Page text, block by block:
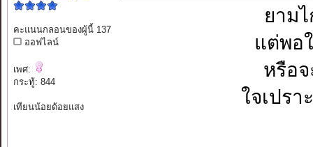
คะแนนกลอนของผู้นี้ 137
ออฟไลน์
เพศ:
กระทู้: 844
เทียนน้อยด้อยแสง
ยาม
แต่พอ
หรือ
ใจเปรา